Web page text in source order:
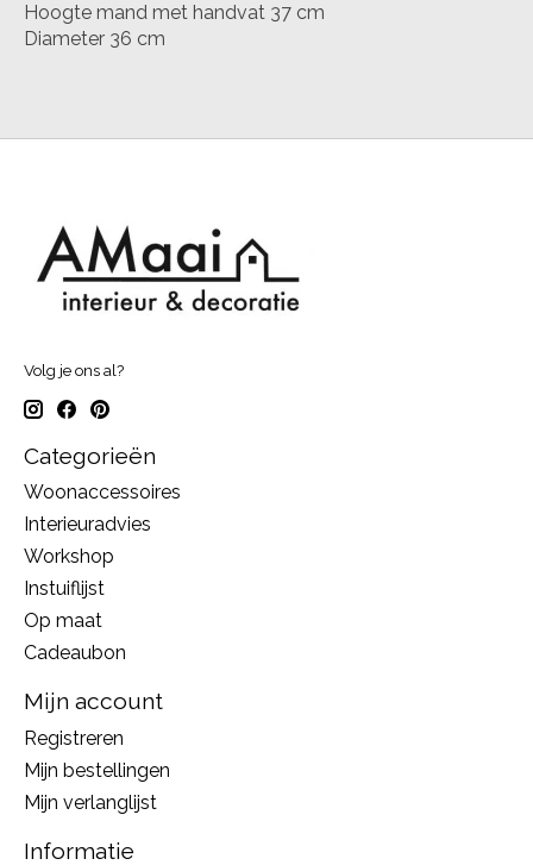
Hoogte mand met handvat 37 cm
Diameter 36 cm
Volg je ons al?
Categorieën
Woonaccessoires
Interieuradvies
Workshop
Instuiflijst
Op maat
Cadeaubon
Mijn account
Registreren
Mijn bestellingen
Mijn verlanglijst
Informatie